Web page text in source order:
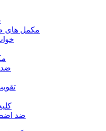
مکمل های
ضد